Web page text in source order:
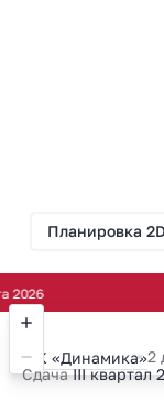
Планировка 2D
ЖК «Динамика»2
СдачаIII квартал